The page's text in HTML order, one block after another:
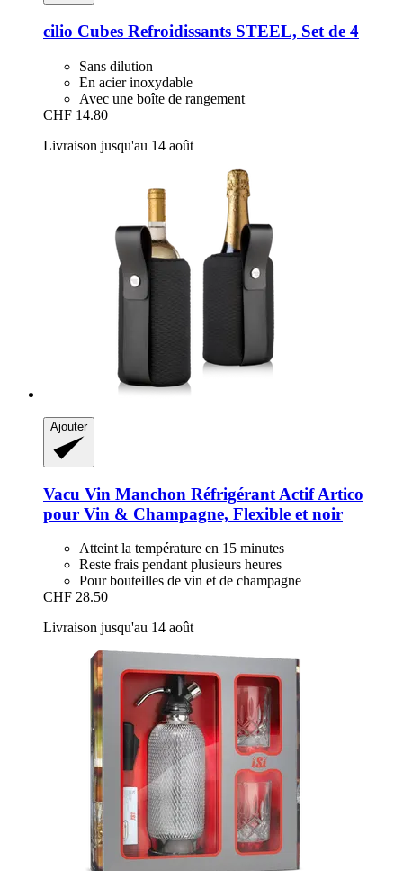
cilio Cubes Refroidissants STEEL, Set de 4
Sans dilution
En acier inoxydable
Avec une boîte de rangement
CHF 14.80
Livraison jusqu'au 14 août
Ajouter
Vacu Vin Manchon Réfrigérant Actif Artico
pour Vin & Champagne, Flexible et noir
Atteint la température en 15 minutes
Reste frais pendant plusieurs heures
Pour bouteilles de vin et de champagne
CHF 28.50
Livraison jusqu'au 14 août